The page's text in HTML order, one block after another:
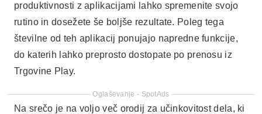
produktivnosti z aplikacijami lahko spremenite svojo
rutino in dosežete še boljše rezultate. Poleg tega
številne od teh aplikacij ponujajo napredne funkcije,
do katerih lahko preprosto dostopate po prenosu iz
Trgovine Play.
Oglaševanje - SpotAds
Na srečo je na voljo več orodij za učinkovitost dela, ki